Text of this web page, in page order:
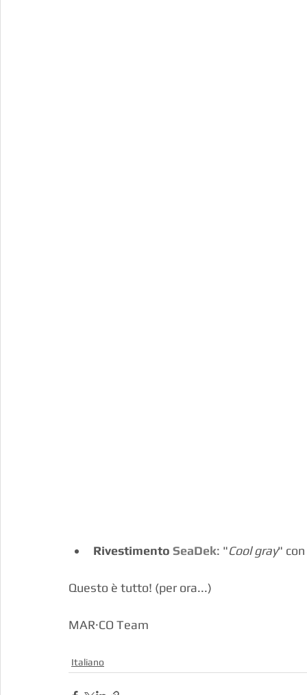
Rivestimento SeaDek: "Cool gray"
Questo è tutto! (per ora...)
MAR·CO Team
Italiano